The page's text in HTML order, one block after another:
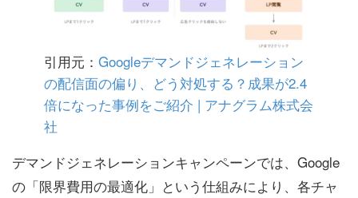
引用元： Googleデマンドジェネレーション
の配信面の偏り、どう対処する？成果が2.4
倍になった事例をご紹介 | アナグラム株式会
社
デマンドジェネレーションキャンペーンでは、Google
の「限界費用の最適化」という仕組みにより、各チャ